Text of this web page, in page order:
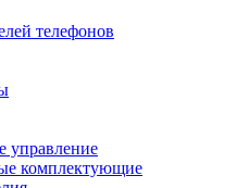
телефонов
управление
комплектующие